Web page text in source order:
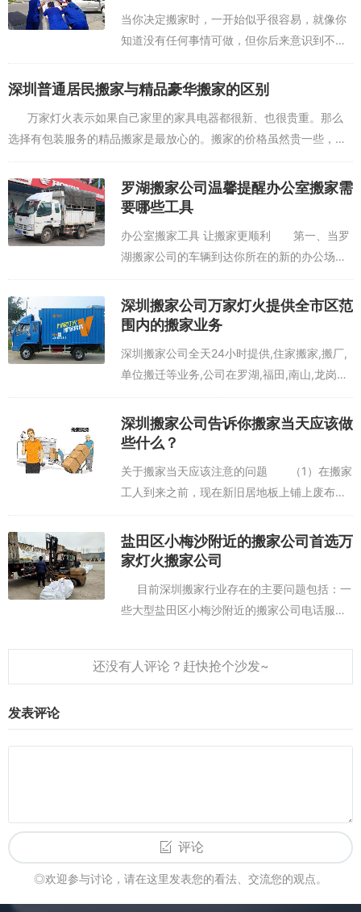
当你决定搬家时，一开始似乎很容易，就像你
知道没有任何事情可做，但你后来意识到不像
你预期的那样容易。你的时间管理不善可能导
致浪费金钱和精力，这将导致糟糕的搬家体
应...
深圳普通居民搬家与精品豪华搬家的区别
万家灯火表示如果自己家里的家具电器都很新、也很贵重。那么
选择有包装服务的精品搬家是最放心的。搬家的价格虽然贵一些，但
相比物品损坏的心疼来说，还是很值得。我们在...
罗湖搬家公司温馨提醒办公室搬家需
要哪些工具
办公室搬家工具 让搬家更顺利 第一、当罗
湖搬家公司的车辆到达你所在的新的办公场所
时，同样和搬出来的是一样的，也是需要罗湖
搬家人员的搬运和你的指挥，当然，如果更多
的是自己人，那就相对于方便多了，在搬家...
深圳搬家公司万家灯火提供全市区范
围内的搬家业务
深圳搬家公司全天24小时提供,住家搬家,搬厂,
单位搬迁等业务,公司在罗湖,福田,南山,龙岗设
有深圳搬家分店,只要您拨打一个深圳搬家公司
电话,我们可为您就近发车搬家。 搬家公司
用心做好每一步，拥有多年...
深圳搬家公司告诉你搬家当天应该做
些什么？
关于搬家当天应该注意的问题 （1）在搬家
工人到来之前，现在新旧居地板上铺上废布，
以免划伤地板； （2）开始搬运前，最好再
次确认价格是否与先前商定的价格一致；
（3）再次叮嘱工人哪些是贵重物品和易...
盐田区小梅沙附近的搬家公司首选万
家灯火搬家公司
目前深圳搬家行业存在的主要问题包括：一
些大型盐田区小梅沙附近的搬家公司电话服务
搬运的公司不符；未依照正常方式搬运、未依
照...
发表评论
评论
◎欢迎参与讨论，请在这里发表您的看法、交流您的观点。